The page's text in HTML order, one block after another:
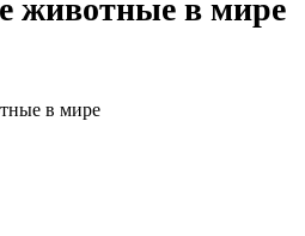
животные в мире
в мире